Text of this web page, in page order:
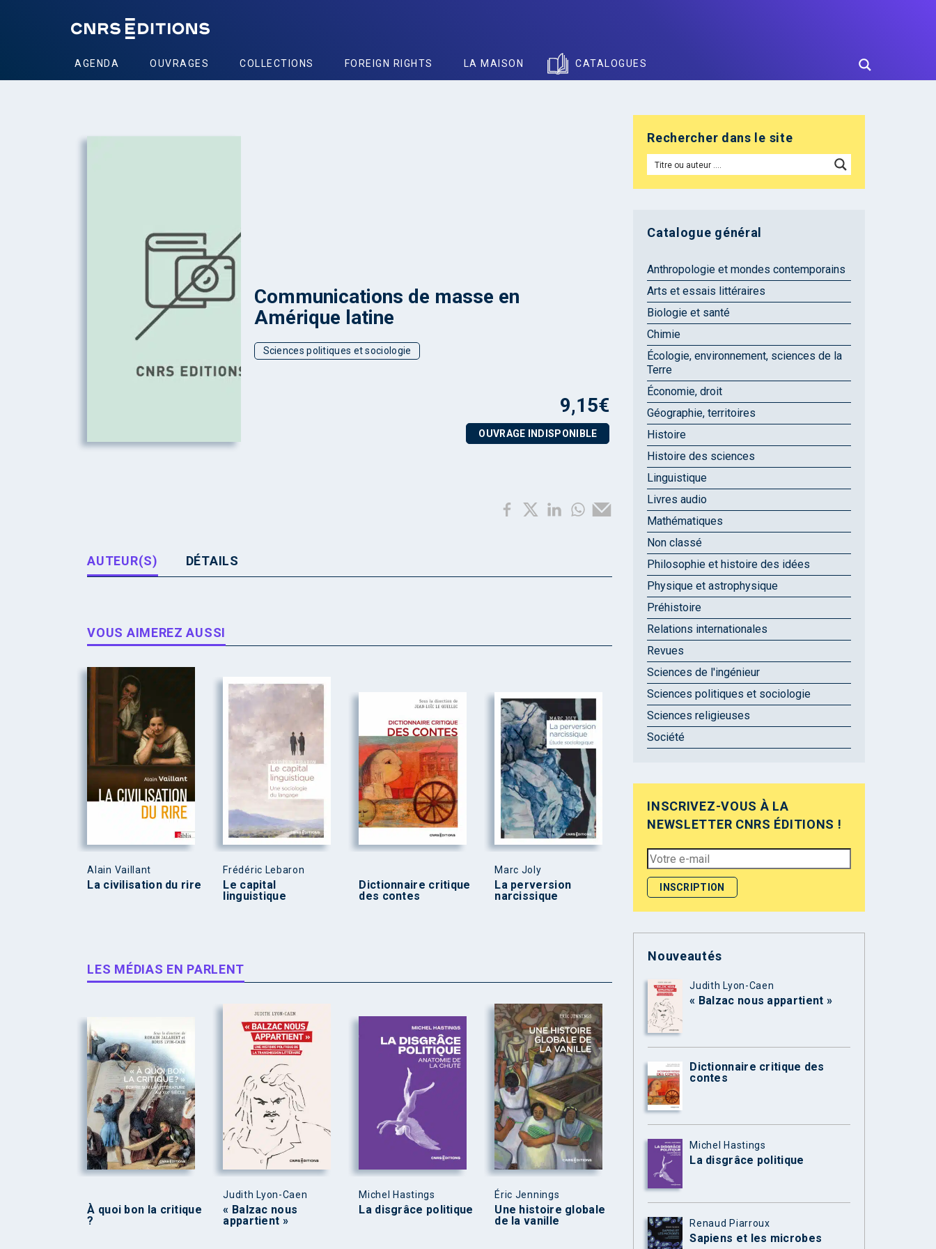
AGENDA OUVRAGES COLLECTIONS FOREIGN RIGHTS LA MAISON CATALOGUES
Communications de masse en
Amérique latine
Sciences politiques et sociologie
9,15€
OUVRAGE INDISPONIBLE
AUTEUR(S) DÉTAILS
VOUS AIMEREZ AUSSI
Alain Vaillant
La civilisation du rire
Frédéric Lebaron
Le capital
linguistique
Dictionnaire critique
des contes
Marc Joly
La perversion
narcissique
LES MÉDIAS EN PARLENT
À quoi bon la critique
?
Judith Lyon-Caen
« Balzac nous
appartient »
Michel Hastings
La disgrâce politique
Éric Jennings
Une histoire globale
de la vanille
Rechercher dans le site
Catalogue général
Anthropologie et mondes contemporains
Arts et essais littéraires
Biologie et santé
Chimie
Écologie, environnement, sciences de la
Terre
Économie, droit
Géographie, territoires
Histoire
Histoire des sciences
Linguistique
Livres audio
Mathématiques
Non classé
Philosophie et histoire des idées
Physique et astrophysique
Préhistoire
Relations internationales
Revues
Sciences de l'ingénieur
Sciences politiques et sociologie
Sciences religieuses
Société
INSCRIVEZ-VOUS À LA
NEWSLETTER CNRS ÉDITIONS !
Nouveautés
Judith Lyon-Caen
« Balzac nous appartient »
Dictionnaire critique des
contes
Michel Hastings
La disgrâce politique
Renaud Piarroux
Sapiens et les microbes